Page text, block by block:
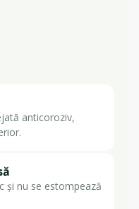
anticoroziv,
și nu se estompează